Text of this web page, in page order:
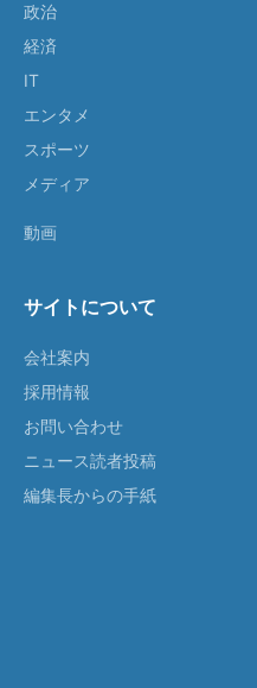
政治
経済
IT
エンタメ
スポーツ
メディア
動画
サイトについて
会社案内
採用情報
お問い合わせ
ニュース読者投稿
編集長からの手紙